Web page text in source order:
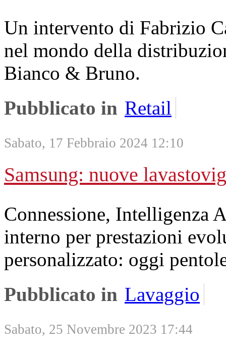
Un intervento di Fabrizio
nel mondo della
Bianco & Bruno.
Pubblicato in Retail
Sabato, 17 Febbraio 2024 12:10
Samsung: nuove
Connessione, Intelligenza
interno per prestazioni
personalizzato: oggi
Pubblicato in Lavaggio
Sabato, 25 Novembre 2023 17:44